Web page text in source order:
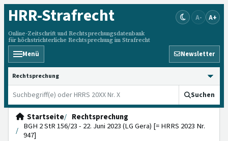
HRR-Strafrecht
Online-Zeitschrift und Rechtsprechungsdatenbank
für höchstrichterliche Rechtsprechung im Strafrecht
A- A+
Menü Newsletter
HRRS durchsuchen
Suchen
Startseite
Rechtsprechung
BGH 2 StR 156/23 - 22. Juni 2023 (LG Gera) [= HRRS 2023 Nr.
947]